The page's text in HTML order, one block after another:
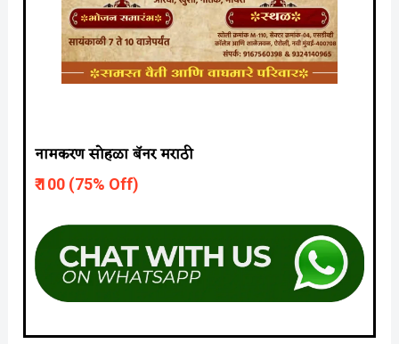
नामकरण सोहळा बॅनर मराठी
₹ 100 (75% Off)